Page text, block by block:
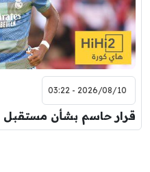
2026/08/10 - 03:22
قرار حاسم بشأن مستقبل